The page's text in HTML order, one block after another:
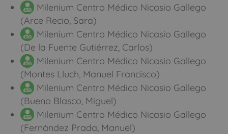
Milenium Centro Médico Nicasio Gallego
(Arce Recio, Sara)
Milenium Centro Médico Nicasio Gallego
(De la Fuente Gutiérrez, Carlos)
Milenium Centro Médico Nicasio Gallego
(Montes Lluch, Manuel Francisco)
Milenium Centro Médico Nicasio Gallego
(Bueno Blasco, Miguel)
Milenium Centro Médico Nicasio Gallego
(Fernández Prada, Manuel)